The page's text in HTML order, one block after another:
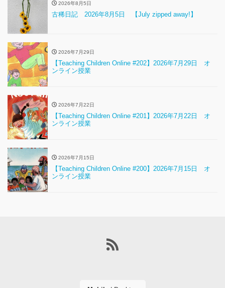
2026年8月5日
古稀日記 2026年8月5日 【July zipped away!】
2026年7月29日
【Teaching Children Online #202】2026年7月29日 オ
ンライン授業
2026年7月22日
【Teaching Children Online #201】2026年7月22日 オ
ンライン授業
2026年7月15日
【Teaching Children Online #200】2026年7月15日 オ
ンライン授業